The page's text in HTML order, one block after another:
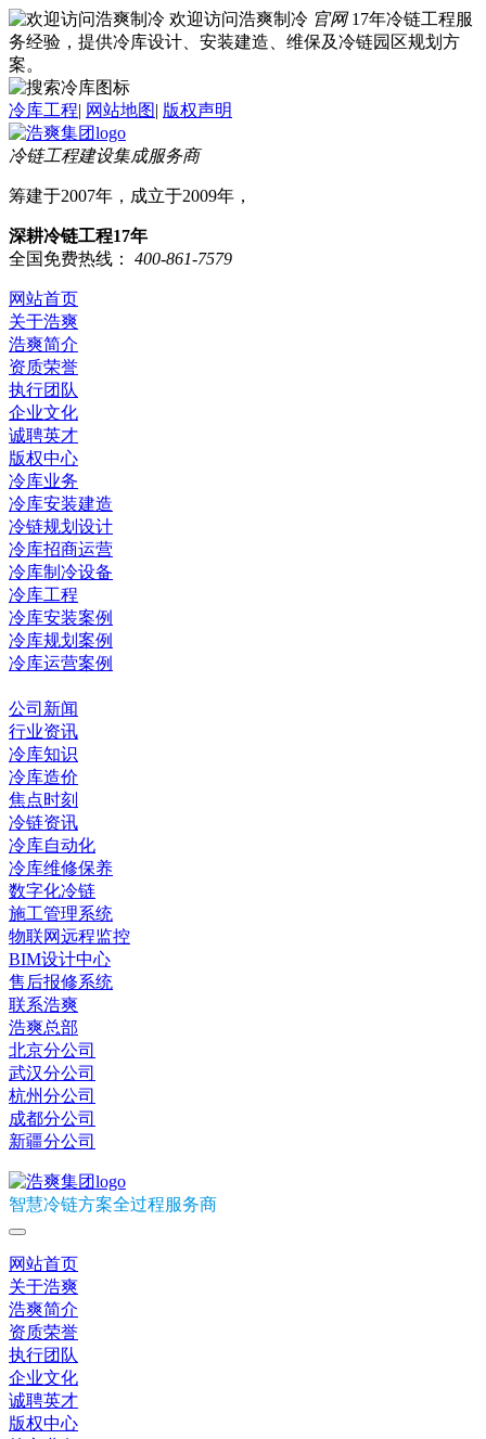
欢迎访问浩爽制冷 官网 17年冷链工程服
务经验，提供冷库设计、安装建造、维保及冷链园区规划方
案。
冷库工程| 网站地图| 版权声明
冷链工程建设集成服务商
筹建于2007年，成立于2009年，
深耕冷链工程17年
全国免费热线：
400-861-7579
网站首页
关于浩爽
浩爽简介
资质荣誉
执行团队
企业文化
诚聘英才
版权中心
冷库业务
冷库安装建造
冷链规划设计
冷库招商运营
冷库制冷设备
冷库工程
冷库安装案例
冷库规划案例
冷库运营案例
公司新闻
行业资讯
冷库知识
冷库造价
焦点时刻
冷链资讯
冷库自动化
冷库维修保养
数字化冷链
施工管理系统
物联网远程监控
BIM设计中心
售后报修系统
联系浩爽
浩爽总部
北京分公司
武汉分公司
杭州分公司
成都分公司
新疆分公司
智慧冷链方案全过程服务商
网站首页
关于浩爽
浩爽简介
资质荣誉
执行团队
企业文化
诚聘英才
版权中心